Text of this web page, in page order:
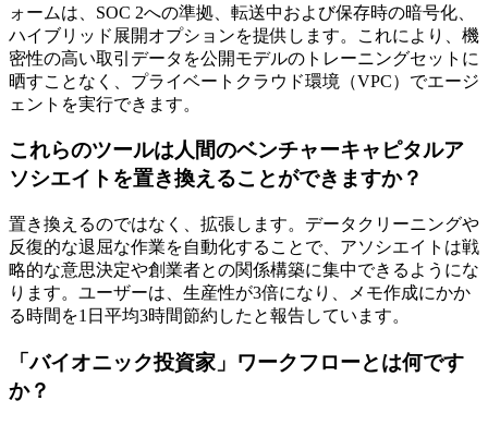
ォームは、SOC 2への準拠、転送中および保存時の暗号化、
ハイブリッド展開オプションを提供します。これにより、機
密性の高い取引データを公開モデルのトレーニングセットに
晒すことなく、プライベートクラウド環境（VPC）でエージ
ェントを実行できます。
これらのツールは人間のベンチャーキャピタルア
ソシエイトを置き換えることができますか？
置き換えるのではなく、拡張します。データクリーニングや
反復的な退屈な作業を自動化することで、アソシエイトは戦
略的な意思決定や創業者との関係構築に集中できるようにな
ります。ユーザーは、生産性が3倍になり、メモ作成にかか
る時間を1日平均3時間節約したと報告しています。
「バイオニック投資家」ワークフローとは何です
か？